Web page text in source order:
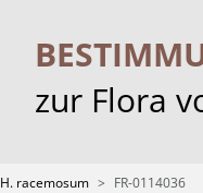
zur Flora
H. racemosum FR-0114036